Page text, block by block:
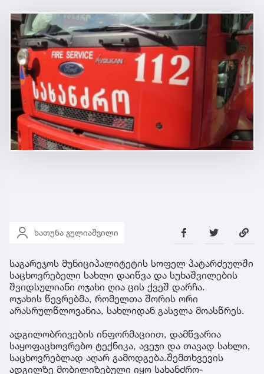
ხათუნა გულიაშვილი
საგარეჯოს მუნიციპალიტეტის სოფელ პატარძეულში
საცხოვრებელი სახლი დაიწვა და სუხაშვილების
შვიდსულიანი ოჯახი ღია ცის ქვეშ დარჩა.
ოჯახის წევრებმა, რომელთა შორის ორი
არასრულწლოვანია, სახლიდან გასვლა მოასწრეს.
ადგილობრივების ინფორმაციით, დამწვარია
საყოფაცხოვრებო ტექნიკა, ავეჯი და თავად სახლი,
საცხოვრებლად აღარ გამოდგება.შემთხვევის
ადგილზე მობილიზებული იყო სახანძრო-